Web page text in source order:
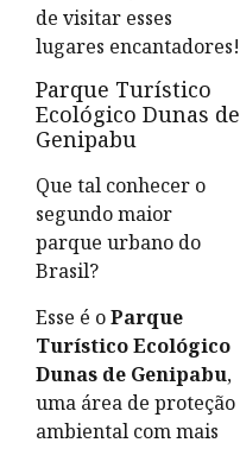
de visitar esses
lugares encantadores!
Parque Turístico
Ecológico Dunas de
Genipabu
Que tal conhecer o
segundo maior
parque urbano do
Brasil?
Esse é oParque
Turístico Ecológico
Dunas de Genipabu,
uma área de proteção
ambiental com mais